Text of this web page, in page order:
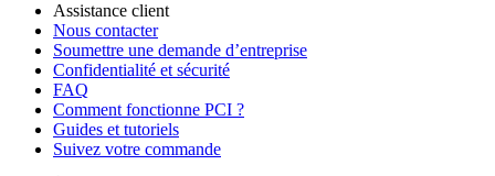
Assistance client
Nous contacter
Soumettre une demande d’entreprise
Confidentialité et sécurité
FAQ
Comment fonctionne PCI ?
Guides et tutoriels
Suivez votre commande